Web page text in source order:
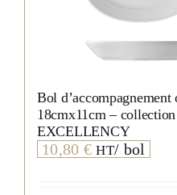
Bol d’accompagnement
18cmx11cm – collection
EXCELLENCY
10,80 € HT/ bol